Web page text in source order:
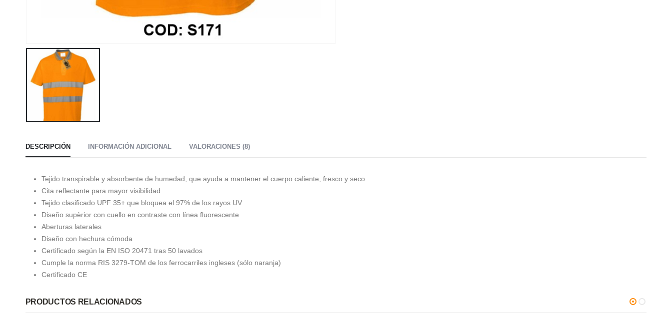
DESCRIPCIÓN INFORMACIÓN ADICIONAL VALORACIONES (8)
Tejido transpirable y absorbente de humedad, que ayuda a mantener el cuerpo caliente, fresco y seco
Cita reflectante para mayor visibilidad
Tejido clasificado UPF 35+ que bloquea el 97% de los rayos UV
Diseño supèrior con cuello en contraste con línea fluorescente
Aberturas laterales
Diseño con hechura cómoda
Certificado según la EN ISO 20471 tras 50 lavados
Cumple la norma RIS 3279-TOM de los ferrocarriles ingleses (sólo naranja)
Certificado CE
PRODUCTOS RELACIONADOS